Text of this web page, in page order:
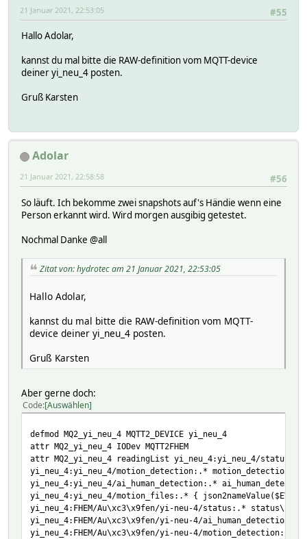
#55
21 Januar 2021, 22:53:05
Hallo Adolar,
kannst du mal bitte die RAW-definition vom MQTT-device
deiner yi_neu_4 posten.
Gruß Karsten
Adolar
#56
21 Januar 2021, 22:58:58
So läuft. Ich bekomme zwei snapshots auf's Händie wenn eine
Person erkannt wird. Wird morgen ausgibig getestet.
Nochmal Danke @all
Zitat von: hydrotec am 21 Januar 2021, 22:53:05
Hallo Adolar,
kannst du mal bitte die RAW-definition vom MQTT-
device deiner yi_neu_4 posten.
Gruß Karsten
Aber gerne doch:
Code Auswählen
defmod MQ2_yi_neu_4 MQTT2_DEVICE yi_neu_4
attr MQ2_yi_neu_4 IODev MQTT2FHEM
attr MQ2_yi_neu_4 readingList yi_neu_4:yi_neu_4/
yi_neu_4:yi_neu_4/motion_detection:.* motion_detection\
yi_neu_4:yi_neu_4/ai_human_detection:.*
yi_neu_4:yi_neu_4/motion_files:.* {
yi_neu_4:FHEM/Au\xc3\x9fen/yi-neu-4/status:.* status\
yi_neu_4:FHEM/Au\xc3\x9fen/yi-neu-4/
yi_neu_4:FHEM/Au\xc3\x9fen/yi-neu-4/motion_detection:.*